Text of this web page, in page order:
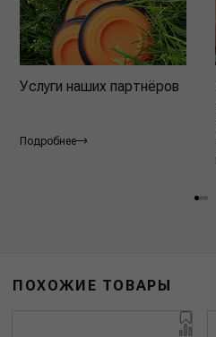
Услуги наших партнёров
Подробнее
ПОХОЖИЕ ТОВАРЫ